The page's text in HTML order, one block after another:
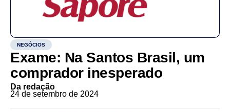
NEGÓCIOS
Exame: Na Santos Brasil, um
comprador inesperado
Da redação
24 de setembro de 2024